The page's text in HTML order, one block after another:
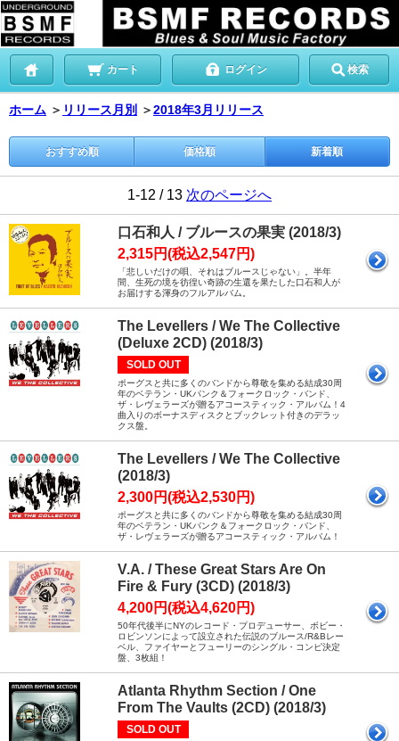
カート ログイン 検索
ホーム ＞ リリース月別 ＞2018年3月リリース
おすすめ順 価格順 新着順
1-12 / 13 次のページへ
口石和人 / ブルースの果実 (2018/3)
2,315円(税込2,547円)
「悲しいだけの唄、それはブルースじゃない」。半年
間、生死の境を彷徨い奇跡の生還を果たした口石和人が
お届けする渾身のフルアルバム。
The Levellers / We The Collective
(Deluxe 2CD) (2018/3)
SOLD OUT
ポーグスと共に多くのバンドから尊敬を集める結成30周
年のベテラン・UKパンク＆フォークロック・バンド、
ザ・レヴェラーズが贈るアコースティック・アルバム！4
曲入りのボーナスディスクとブックレット付きのデラッ
クス盤。
The Levellers / We The Collective
(2018/3)
2,300円(税込2,530円)
ポーグスと共に多くのバンドから尊敬を集める結成30周
年のベテラン・UKパンク＆フォークロック・バンド、
ザ・レヴェラーズが贈るアコースティック・アルバム！
V.A. / These Great Stars Are On
Fire & Fury (3CD) (2018/3)
4,200円(税込4,620円)
50年代後半にNYのレコード・プロデューサー、ボビー・
ロビンソンによって設立された伝説のブルース/R&Bレー
ベル、ファイヤーとフューリーのシングル・コンピ決定
盤、3枚組！
Atlanta Rhythm Section / One
From The Vaults (2CD) (2018/3)
SOLD OUT